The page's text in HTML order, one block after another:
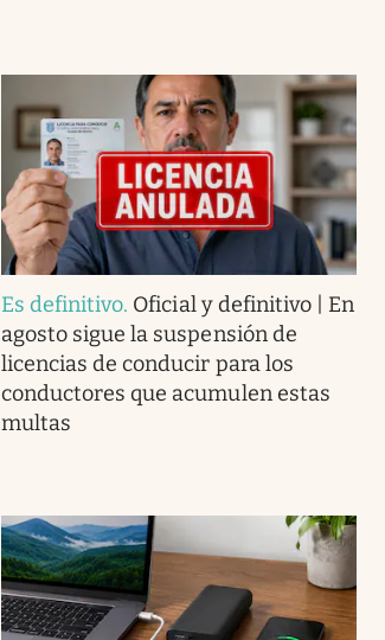
Es definitivo. Oficial y definitivo | En
agosto sigue la suspensión de
licencias de conducir para los
conductores que acumulen estas
multas